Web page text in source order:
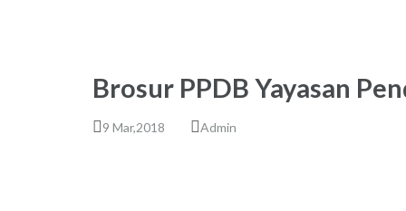
Brosur PPDB Yayasan
9 Mar,2018 Admin